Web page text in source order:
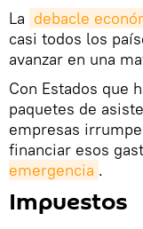
La debacle
casi todos los
avanzar en una
Con Estados que
paquetes de
empresas
financiar esos
emergencia .
Impuestos